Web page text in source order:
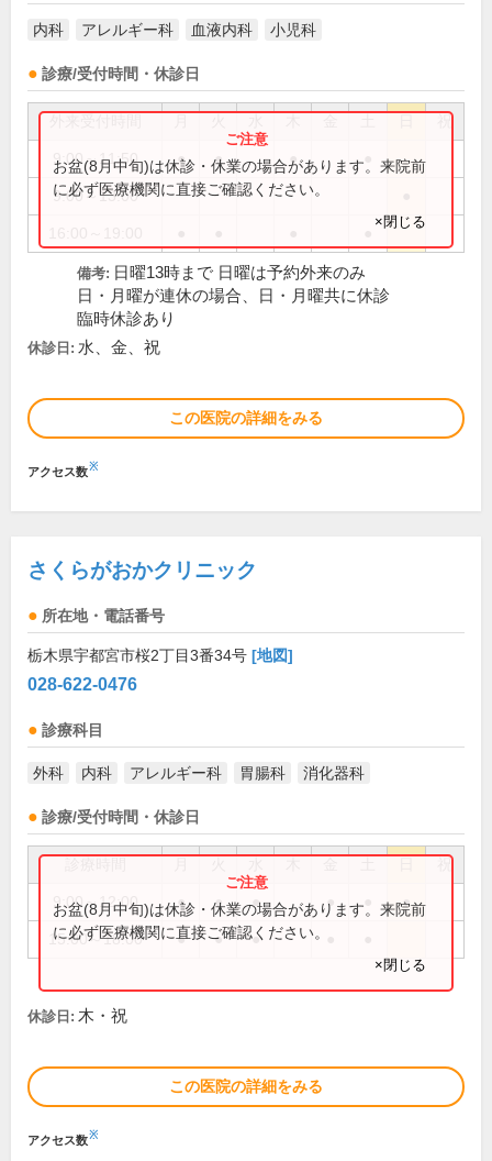
内科 アレルギー科 血液内科 小児科
診療/受付時間・休診日
祝
9:00～11:50 ● ● ●
9:00～13:00
お盆(8月中旬)は休診・休業の場合があります。来院前
に必ず医療機関に直接ご確認ください。
×閉じる
備考: 日曜13時まで 日曜は予約外来のみ
日・月曜が連休の場合、日・月曜共に休診
臨時休診あり
休診日: 水、金、祝
この医院の詳細をみる
アクセス数※
さくらがおかクリニック
所在地・電話番号
栃木県宇都宮市桜2丁目3番34号 [地図]
028-622-0476
診療科目
外科 内科 アレルギー科 胃腸科 消化器科
診療/受付時間・休診日
祝
9:00～12:00 ● ● ● ● ●
15:00～18:00 ● ● ●
お盆(8月中旬)は休診・休業の場合があります。来院前
に必ず医療機関に直接ご確認ください。
×閉じる
休診日: 木・祝
この医院の詳細をみる
アクセス数※